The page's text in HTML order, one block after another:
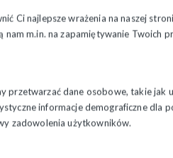
Ci najlepsze wrażenia na naszej
nam m.in. na zapamiętywanie Twoich
przetwarzać dane osobowe, takie jak
informacje demograficzne dla
zadowolenia użytkowników.